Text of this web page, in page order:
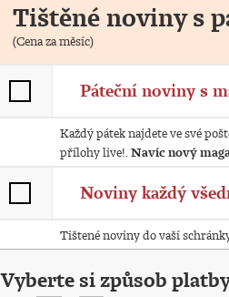
Tištěné noviny s
(Cena za měsíc)
Páteční noviny s
Každý pátek najdete ve své
přílohy live!. Navíc nový
Noviny každý
Tištené noviny do vaší
Vyberte si způsob